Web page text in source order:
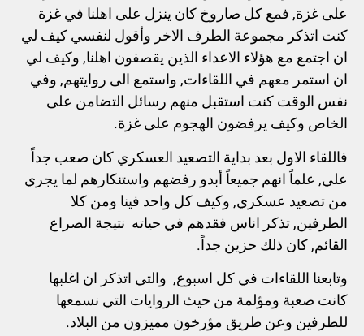
على غزة, فمع كل صاروخ كان ينزل على اهلنا في غزة
كنت اتذكر مجموعة الطرف الاخر وأقول لنفسي كيف لي
ان اجتمع مع هؤلاء الاعداء الذين يقصفون اهلنا, وكيف لي
ان استمر معهم في اللقاءات, واستمع الى روايتهم, وفي
نفس الوقت كنت استقبل منهم رسائل التضامن على
الخاص وكيف يرفضون الهجوم على غزة.
فاللقاء الاول بعد بداية التصعيد العسكري كان صعب جداً
علي, علماً انهم جميعاً أبدو رفضهم واستنكارهم لما يجري
من تصعيد عسكري, وكيف كل واحد فينا ومن كلا
الطرفين, تذكر اناس فقدهم في حياته نتيجة الصراع
القائم, كان ذلك حزين جداً.
وتابعنا اللقاءات في كل اسبوع, والتي اتذكر ان اغلبها
كانت صعبة ومؤلمة من حيث الروايات التي نسمعها
للطرفين وعن طريق مؤرخون مميزون من البلاد.